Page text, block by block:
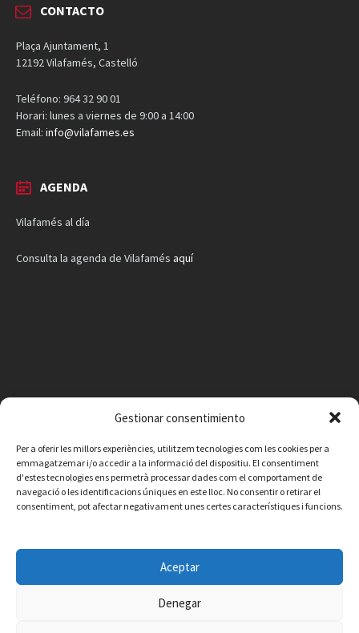
Gestionar consentimiento
Per a oferir les millors experiències, utilitzem tecnologies com les cookies per a
emmagatzemar i/o accedir a la informació del dispositiu. El consentiment
d'estes tecnologies ens permetrà processar dades com el comportament de
navegació o les identificacions úniques en este lloc. No consentir o retirar el
consentiment, pot afectar negativament unes certes característiques i funcions.
Aceptar
Denegar
CONTACTO
Plaça Ajuntament, 1
12192 Vilafamés, Castelló
Teléfono: 964 32 90 01
Horari: lunes a viernes de 9:00 a 14:00
Email: info@vilafames.es
AGENDA
Vilafamés al día
Consulta la agenda de Vilafamés aquí
Política de privacidad
© 2026 Ajuntament de Vilafamés - Desarrollada por